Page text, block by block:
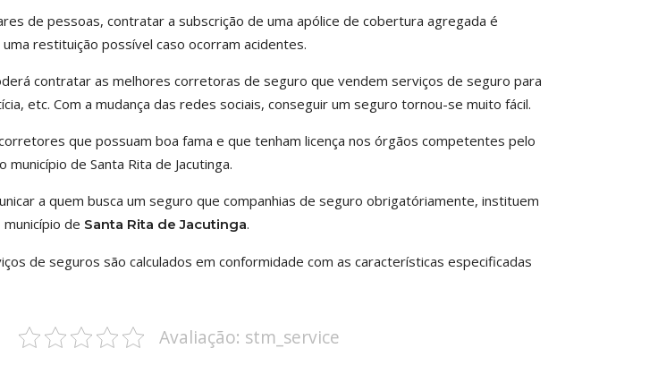
de pessoas, contratar a subscrição de uma apólice de cobertura agregada é
restituição possível caso ocorram acidentes.
contratar as melhores corretoras de seguro que vendem serviços de seguro para
etc. Com a mudança das redes sociais, conseguir um seguro tornou-se muito fácil.
que possuam boa fama e que tenham licença nos órgãos competentes pelo
de Santa Rita de Jacutinga.
a quem busca um seguro que companhias de seguro obrigatóriamente, instituem
de Santa Rita de Jacutinga.
de seguros são calculados em conformidade com as características especificadas
Avaliação: stm_service